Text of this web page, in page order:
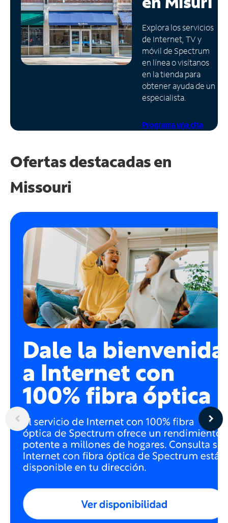
Administrar
cuenta
Encuentra
una
tienda
Explora los servicios
de Internet, TV y
móvil de Spectrum
en línea o visítanos
en la tienda para
obtener ayuda de un
especialista.
Programa una cita
Ofertas destacadas en
Missouri